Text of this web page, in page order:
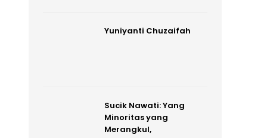
Yuniyanti Chuzaifah
Sucik Nawati: Yang
Minoritas yang
Merangkul,